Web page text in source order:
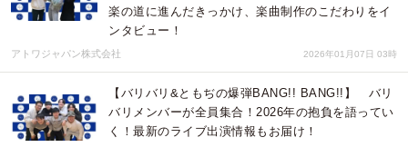
楽の道に進んだきっかけ、楽曲制作のこだわりをイ
ンタビュー！
アトワジャパン株式会社 2026年01月07日 03時
【バリバリ&ともぢの爆弾BANG!! BANG!!】 バリ
バリメンバーが全員集合！2026年の抱負を語ってい
く！最新のライブ出演情報もお届け！